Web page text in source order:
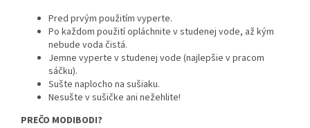
Pred prvým použitím vyperte.
Po každom použití opláchnite v studenej vode, až kým
nebude voda čistá.
Jemne vyperte v studenej vode (najlepšie v pracom
sáčku).
Sušte naplocho na sušiaku.
Nesušte v sušičke ani nežehlite!
PREČO MODIBODI?